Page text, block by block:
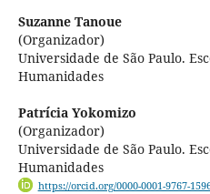
Suzanne Tanoue
(Organizador)
Universidade de São Paulo.
Humanidades
Patrícia Yokomizo
(Organizador)
Universidade de São Paulo.
Humanidades
https://orcid.org/0000-0001-9767-